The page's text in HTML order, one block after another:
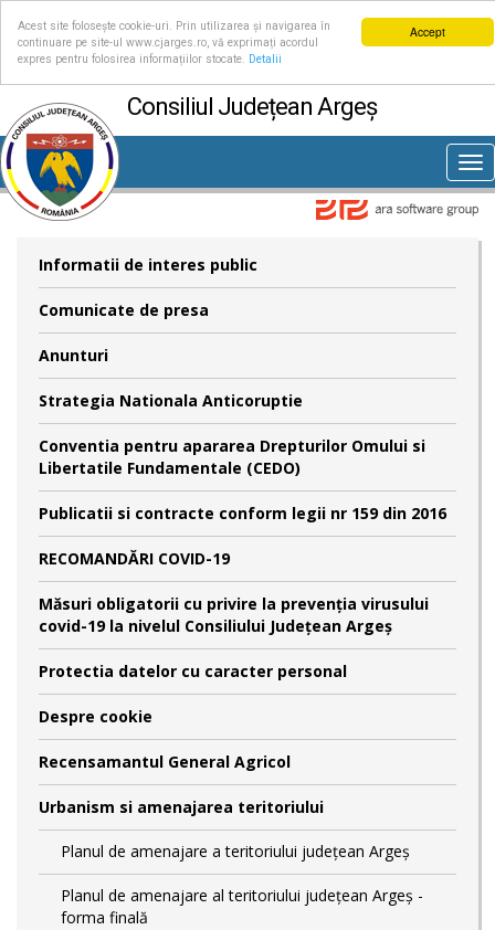
Accept
Acest site folosește cookie-uri. Prin utilizarea și navigarea în
continuare pe site-ul www.cjarges.ro, vă exprimați acordul
expres pentru folosirea informațiilor stocate.
Detalii
Consiliul Județean Argeș
Informatii de interes public
Comunicate de presa
Anunturi
Strategia Nationala Anticoruptie
Conventia pentru apararea Drepturilor Omului si
Libertatile Fundamentale (CEDO)
Publicatii si contracte conform legii nr 159 din 2016
RECOMANDĂRI COVID-19
Măsuri obligatorii cu privire la prevenția virusului
covid-19 la nivelul Consiliului Județean Argeș
Protectia datelor cu caracter personal
Despre cookie
Recensamantul General Agricol
Urbanism si amenajarea teritoriului
Planul de amenajare a teritoriului județean Argeș
Planul de amenajare al teritoriului județean Argeș -
forma finală